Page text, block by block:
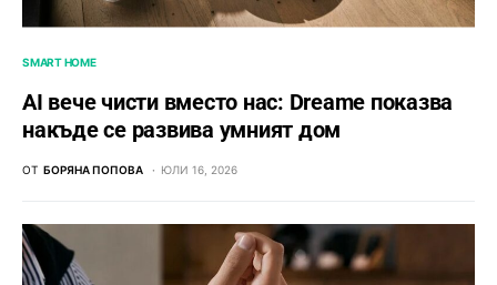
SMART HOME
AI вече чисти вместо нас: Dreame показва
накъде се развива умният дом
ОТ БОРЯНА ПОПОВА ЮЛИ 16, 2026